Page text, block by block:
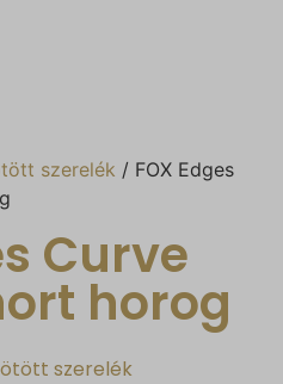
szerelék / FOX Edges
Curve
horog
szerelék